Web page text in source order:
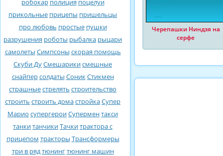
робокар полиция поцелуи
прикольные прицепы пришельцы
про любовь простые пушки
разрушения роботы рыбалка рыцари
самолеты Симпсоны скорая помощь
Скуби ДуСмешарикисмешные
снайперсолдаты СоникСтикмен
страшныестрелять строительство
строить строить домастройкаСупер
Марио супергероиСуперментакси
танкитанчикиТачкитрактора с
прицепом тракторы Трансформеры
три в рядтюнингтюнинг машин
Черепашки Ниндзя на
серфе